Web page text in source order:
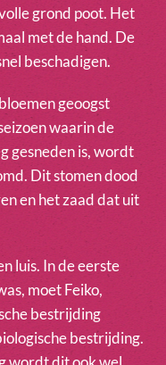
grond poot. Het
met de hand. De
beschadigen.
geoogst
waarin de
gesneden is, wordt
Dit stomen dood
en het zaad dat uit
luis. In de eerste
moet Feiko,
bestrijding
bestrijding.